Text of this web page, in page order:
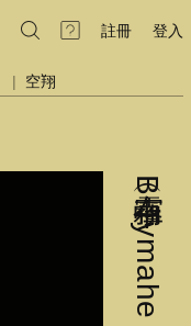
註冊 登入
| 空翔
在霧中︵B Tymahe︶：反抗到死